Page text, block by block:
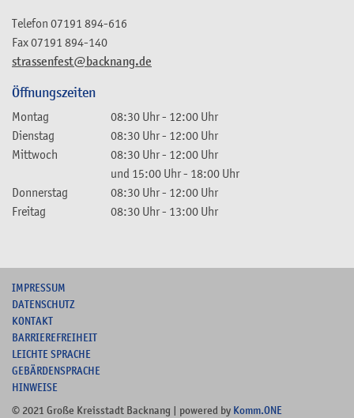
strassenfest@backnang.de
Telefon 07191 894-616
Fax07191 894-140
Öffnungszeiten
Montag 08:30 Uhr- 12:00 Uhr
Dienstag
08:30 Uhr- 12:00 Uhr
Mittwoch
08:30 Uhr- 12:00 Uhr
und 15:00 Uhr- 18:00 Uhr
Donnerstag
08:30 Uhr- 12:00 Uhr
Freitag
08:30 Uhr- 13:00 Uhr
IMPRESSUM
DATENSCHUTZ
KONTAKT
BARRIEREFREIHEIT
LEICHTE SPRACHE
GEBÄRDENSPRACHE
HINWEISE
© 2021 Große Kreisstadt Backnang | powered by Komm.ONE